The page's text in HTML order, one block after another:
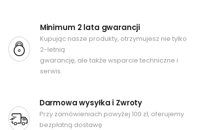
Minimum 2 lata gwarancji
Kupując nasze produkty, otrzymujesz nie tylko
2-letnią
gwarancję, ale także wsparcie techniczne i
serwis.
Darmowa wysyłka i Zwroty
Przy zamówieniach powyżej 100 zł, oferujemy
bezpłatną dostawę